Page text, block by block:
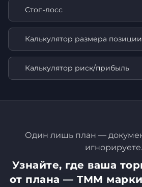
Стоп-лосс
Калькулятор размера позиции
Калькулятор риск/прибыль
Один лишь план —
игнорируете.
Узнайте, где ваша
от плана — TMM